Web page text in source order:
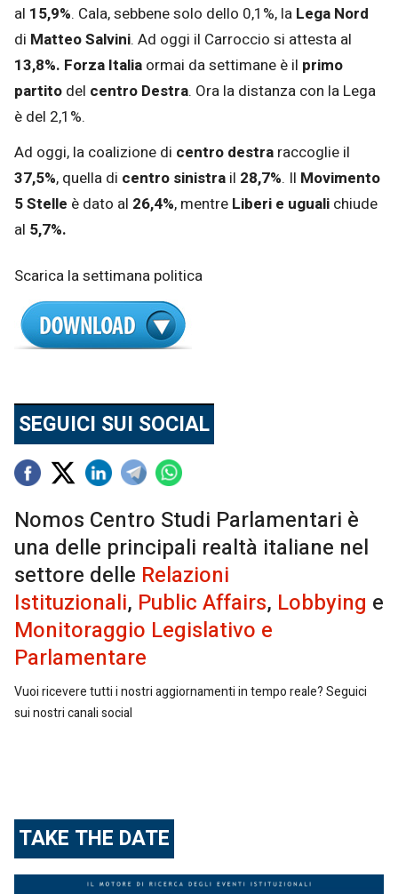
al 15,9%. Cala, sebbene solo dello 0,1%, la Lega Nord
di Matteo Salvini. Ad oggi il Carroccio si attesta al
13,8%. Forza Italia ormai da settimane è il primo
partito del centro Destra. Ora la distanza con la Lega
è del 2,1%.
Ad oggi, la coalizione di centro destra raccoglie il
37,5%, quella di centro sinistra il 28,7%. Il Movimento
5 Stelle è dato al 26,4%, mentre Liberi e uguali chiude
al 5,7%.
Scarica la settimana politica
SEGUICI SUI SOCIAL
Nomos Centro Studi Parlamentari è
una delle principali realtà italiane nel
settore delle Relazioni
Istituzionali, Public Affairs, Lobbying e
Monitoraggio Legislativo e
Parlamentare
Vuoi ricevere tutti i nostri aggiornamenti in tempo reale? Seguici
sui nostri canali social
TAKE THE DATE